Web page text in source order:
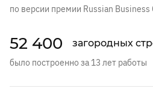
по версии премии Russian Business
52 400 загородных
было построенно за 13 лет работы